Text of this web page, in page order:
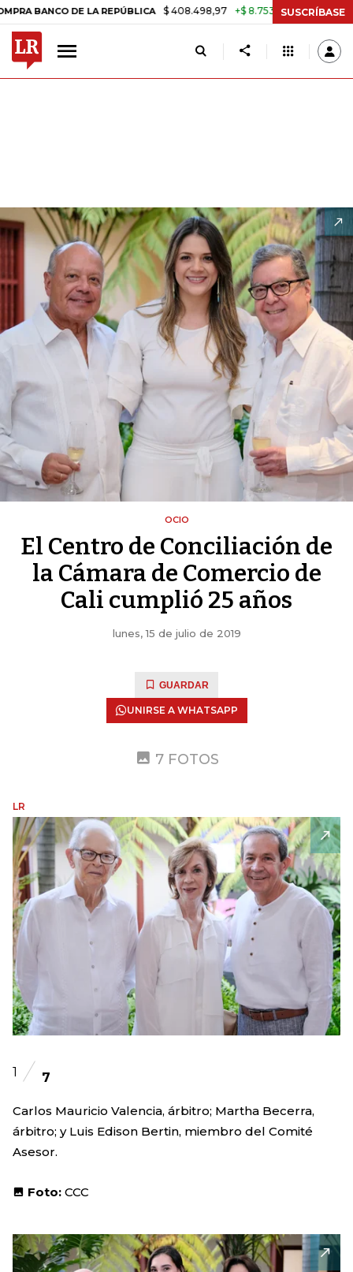
LA REPÚBLICA $ 408.498,97 +$ 8.753,81 +2,19% TASA DE
SUSCRÍBASE
OCIO
El Centro de Conciliación de
la Cámara de Comercio de
Cali cumplió 25 años
lunes, 15 de julio de 2019
GUARDAR
UNIRSE A WHATSAPP
7 FOTOS
LR
1 7
Carlos Mauricio Valencia, árbitro; Martha Becerra,
árbitro; y Luis Edison Bertin, miembro del Comité
Asesor.
Foto: CCC